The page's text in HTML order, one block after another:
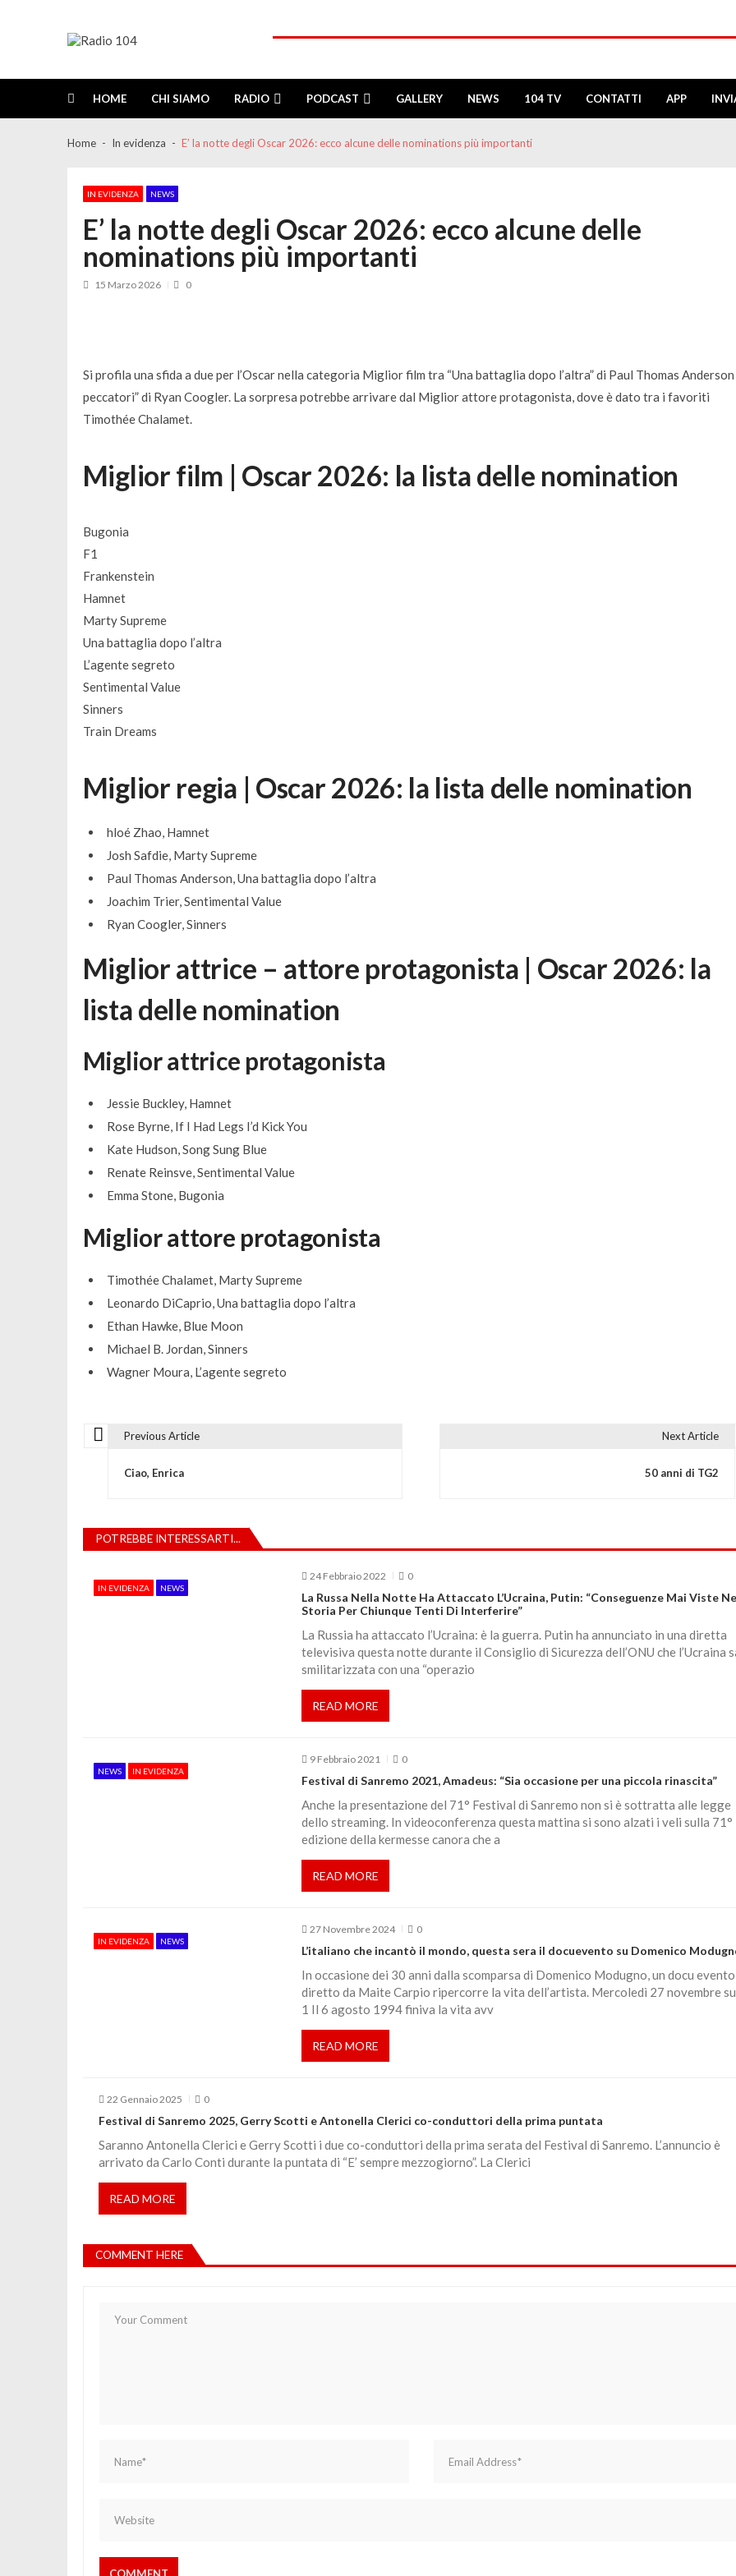
HOME CHI SIAMO RADIO PODCAST GALLERY NEWS 104 TV CONTATTI APP
Home In evidenza E’ la notte degli Oscar 2026: ecco alcune delle nominations più importanti
IN EVIDENZA NEWS
E’ la notte degli Oscar 2026: ecco alcune delle
nominations più importanti
15 Marzo 2026 0
Si profila una sfida a due per l’Oscar nella categoria Miglior film tra “Una battaglia dopo l’altra” di Paul Thomas Anderson
peccatori” di Ryan Coogler. La sorpresa potrebbe arrivare dal Miglior attore protagonista, dove è dato tra i favoriti
Timothée Chalamet.
Miglior film | Oscar 2026: la lista delle nomination
Bugonia
F1
Frankenstein
Hamnet
Marty Supreme
Una battaglia dopo l’altra
L’agente segreto
Sentimental Value
Sinners
Train Dreams
Miglior regia | Oscar 2026: la lista delle nomination
hloé Zhao, Hamnet
Josh Safdie, Marty Supreme
Paul Thomas Anderson, Una battaglia dopo l’altra
Joachim Trier, Sentimental Value
Ryan Coogler, Sinners
Miglior attrice – attore protagonista | Oscar 2026: la
lista delle nomination
Miglior attrice protagonista
Jessie Buckley, Hamnet
Rose Byrne, If I Had Legs I’d Kick You
Kate Hudson, Song Sung Blue
Renate Reinsve, Sentimental Value
Emma Stone, Bugonia
Miglior attore protagonista
Timothée Chalamet, Marty Supreme
Leonardo DiCaprio, Una battaglia dopo l’altra
Ethan Hawke, Blue Moon
Michael B. Jordan, Sinners
Wagner Moura, L’agente segreto
v
o
Previous Article
Ciao, Enrica
Next Article
50 anni di TG2
POTREBBE INTERESSARTI...
IN EVIDENZA NEWS
24 Febbraio 2022 0
La Russa Nella Notte Ha Attaccato L’Ucraina, Putin: “Conseguenze Mai Viste
Storia Per Chiunque Tenti Di Interferire”
La Russia ha attaccato l’Ucraina: è la guerra. Putin ha annunciato in una diretta
televisiva questa notte durante il Consiglio di Sicurezza dell’ONU che l’Ucraina
smilitarizzata con una “operazio
READ MORE
NEWS IN EVIDENZA
9 Febbraio 2021 0
Festival di Sanremo 2021, Amadeus: “Sia occasione per una piccola rinascita”
Anche la presentazione del 71° Festival di Sanremo non si è sottratta alle legge
dello streaming. In videoconferenza questa mattina si sono alzati i veli sulla 71°
edizione della kermesse canora che a
READ MORE
IN EVIDENZA NEWS
27 Novembre 2024 0
L’italiano che incantò il mondo, questa sera il docuevento su Domenico
In occasione dei 30 anni dalla scomparsa di Domenico Modugno, un docu evento
diretto da Maite Carpio ripercorre la vita dell’artista. Mercoledì 27 novembre
1 Il 6 agosto 1994 finiva la vita avv
READ MORE
22 Gennaio 2025 0
Festival di Sanremo 2025, Gerry Scotti e Antonella Clerici co-conduttori della prima puntata
Saranno Antonella Clerici e Gerry Scotti i due co-conduttori della prima serata del Festival di Sanremo. L’annuncio è
arrivato da Carlo Conti durante la puntata di “E’ sempre mezzogiorno”. La Clerici
READ MORE
COMMENT HERE